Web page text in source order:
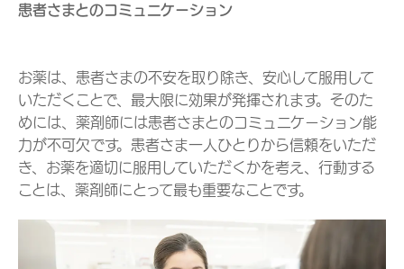
患者さまとのコミュニケーション
お薬は、患者さまの不安を取り除き、安心して服用して
いただくことで、最大限に効果が発揮されます。そのた
めには、薬剤師には患者さまとのコミュニケーション能
力が不可欠です。患者さま一人ひとりから信頼をいただ
き、お薬を適切に服用していただくかを考え、行動する
ことは、薬剤師にとって最も重要なことです。